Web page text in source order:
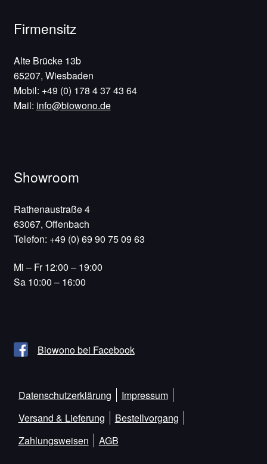
Firmensitz
Alte Brücke 13b
65207, Wiesbaden
Mobil: +49 (0) 178 4 37 43 64
Mail: info@biowono.de
Showroom
Rathenaustraße 4
63067, Offenbach
Telefon: +49 (0) 69 90 75 09 63
Mi – Fr 12:00 – 19:00
Sa 10:00 – 16:00
Biowono bei Facebook
Datenschutzerklärung
Impressum
Versand & Lieferung
Bestellvorgang
Zahlungsweisen
AGB